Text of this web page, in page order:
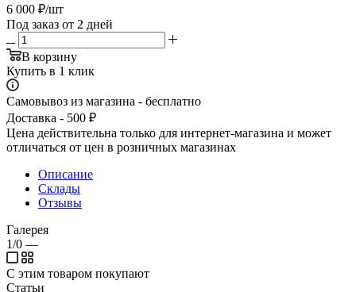
6 000 ₽/шт
Под заказ от 2 дней
В корзину
Купить в 1 клик
Самовывоз из магазина - бесплатно
Доставка - 500 ₽
Цена действительна только для интернет-магазина и может
отличаться от цен в розничных магазинах
Описание
Склады
Отзывы
Галерея
1/0 —
С этим товаром покупают
Статьи